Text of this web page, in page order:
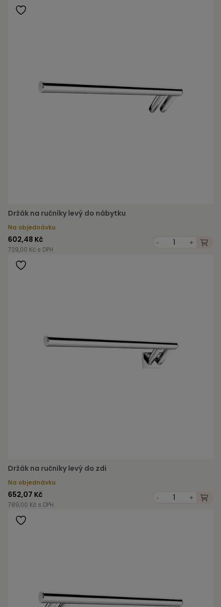
Držák na ručníky levý do nábytku
Na objednávku
602,48 Kč
729,00 Kč s DPH
- +
Držák na ručníky levý do zdi
Na objednávku
652,07 Kč
789,00 Kč s DPH
- +